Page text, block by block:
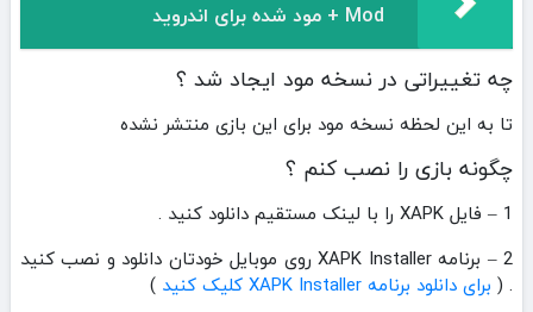
+ Mod مود شده برای اندروید
چه تغییراتی در نسخه مود ایجاد شد ؟
تا به این لحظه نسخه مود برای این بازی منتشر نشده
چگونه بازی را نصب کنم ؟
1 – فایل XAPK را با لینک مستقیم دانلود کنید .
2 – برنامه XAPK Installer روی موبایل خودتان دانلود و نصب کنید
. ( برای دانلود برنامه XAPK Installer کلیک کنید
)